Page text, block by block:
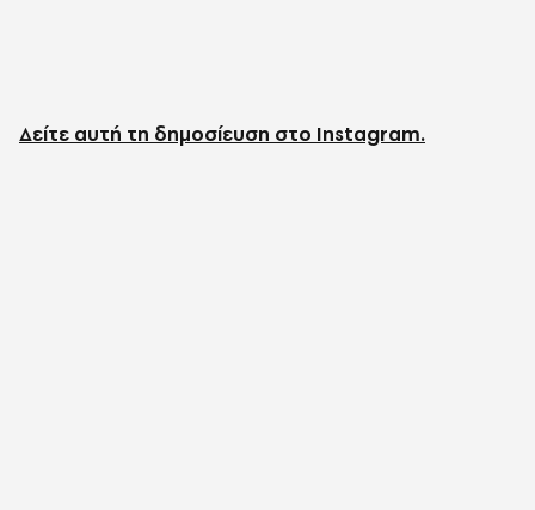
Δείτε αυτή τη δημοσίευση στο Instagram.